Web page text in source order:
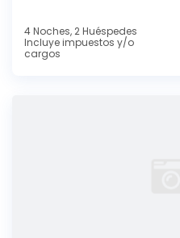
4 Noches, 2 Huéspedes
Incluye impuestos y/o
cargos